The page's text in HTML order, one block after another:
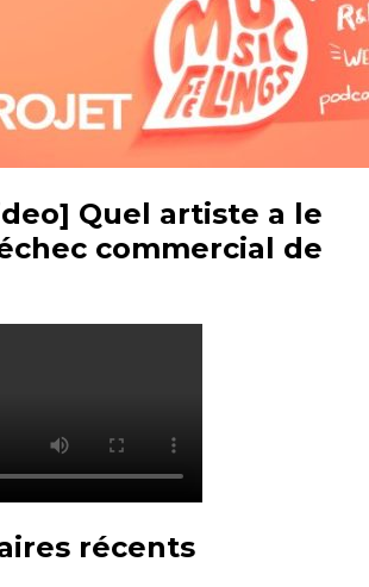
Quel artiste a le
commercial de
récents